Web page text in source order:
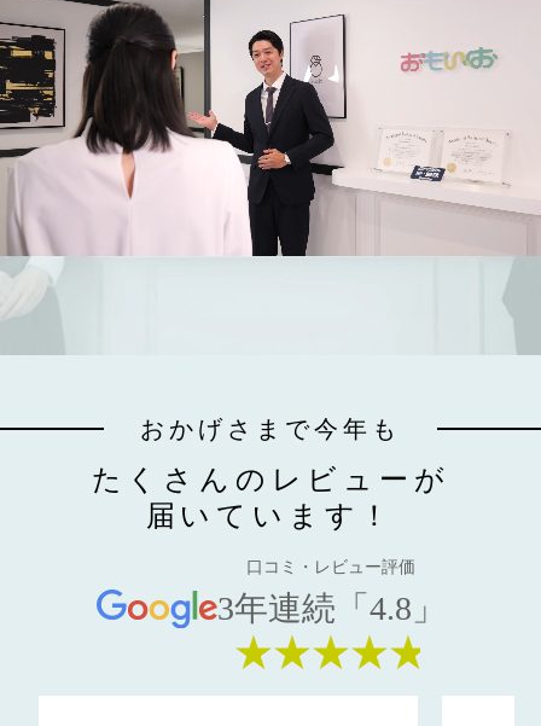
おかげさまで今年も
たくさんのレビューが
届いています！
口コミ・レビュー評価
3年連続「4.8」
★★★★★